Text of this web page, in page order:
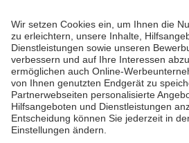
Die Johanniter GmbH führt
des Deutschen